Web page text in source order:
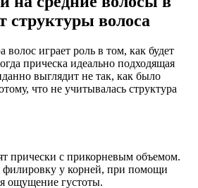
структуры волоса
волос играет роль в том, как будет
прическа идеально подходящая
выглядит не так, как было
что не учитывалась структура
прически с прикорневым объемом.
филировку у корней, при помощи
ощущение густоты.